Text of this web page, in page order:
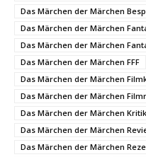
Das Märchen der Märchen
Das Märchen der Märchen
Das Märchen der Märchen
Das Märchen der Märchen FFF
Das Märchen der Märchen
Das Märchen der Märchen
Das Märchen der Märchen Kritik
Das Märchen der Märchen
Das Märchen der Märchen